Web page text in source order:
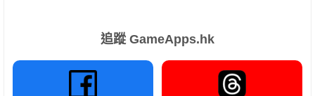
追蹤 GameApps.hk